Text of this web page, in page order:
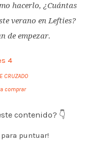
hacerlo, ¿Cuántas
verano en Lefties?
de empezar.
CRUZADO
comprar
contenido? 👇
puntuar!